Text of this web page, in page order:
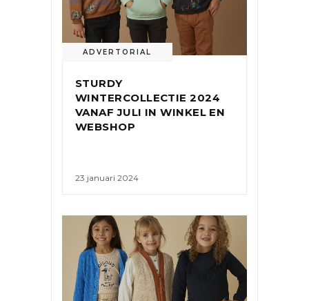
ADVERTORIAL
STURDY
WINTERCOLLECTIE 2024
VANAF JULI IN WINKEL EN
WEBSHOP
23 januari 2024